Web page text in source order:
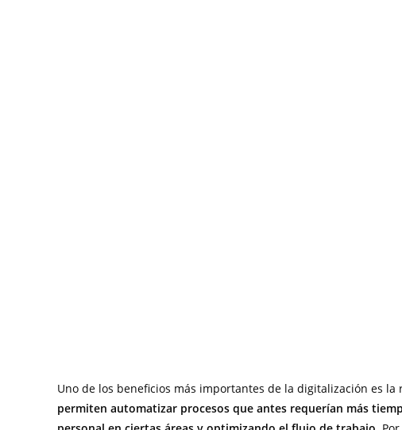
Uno de los beneficios más importantes de la digitalización es la
permiten automatizar procesos que antes requerían más